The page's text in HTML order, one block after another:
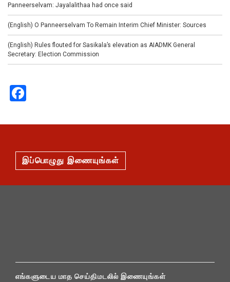
Panneerselvam: Jayalalithaa had once said
(English) O Panneerselvam To Remain Interim Chief Minister: Sources
(English) Rules flouted for Sasikala’s elevation as AIADMK General
Secretary: Election Commission
இப்பொழுது இணையுங்கள்
எங்களுடைய மாத செய்திமடலில் இணையுங்கள்